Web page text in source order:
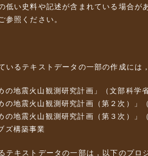
低い史料や記述が含まれている場合が
参照ください。
いるテキストデータの一部の作成には
の地震火山観測研究計画」（文部科学
の地震火山観測研究計画（第２次）」
の地震火山観測研究計画（第３次）」
ズ構築事業
テキストデータの一部は，以下のプロ